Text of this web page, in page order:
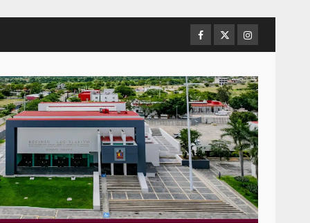
Facebook
TwitterInstagram
6
Sanciona Municipio de Oaxaca
de Juárez caso de maltrato
16 julio 2026
7
Detienen a Ernesto Ruffo en
Baja California; FGR lo investiga
por presuntos delitos de
delincuencia organizada y
contrabando
16 julio 2026
Avanza con orden y
tranquilidad el proceso